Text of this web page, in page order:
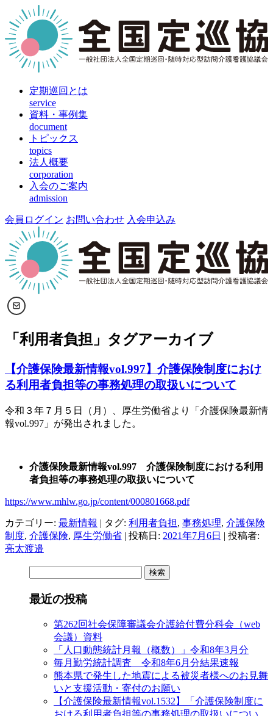
定期巡回とは
service
資料・事例集
document
トピックス
topics
法人概要
corporation
入会のご案内
admission
会員ログイン お問い合わせ 入会申込み
「利用者負担 」タグアーカイブ
【介護保険最新情報vol.997】介護保険制度におけ
る利用者負担等の事務処理の取扱いについて
令和３年７月５日（月）、厚生労働省より「介護保険最新情
報vol.997 」が発出されました。
介護保険最新情報vol.997 介護保険制度における利用
者負担等の事務処理の取扱いについて
https://www.mhlw.go.jp/content/000801668.pdf
カテゴリー: 最新情報 | タグ: 利用者負担, 事務処理, 介護保険
制度, 介護保険, 厚生労働省 | 投稿日: 2021年7月6日 | 投稿者:
亮太渡邉
最近の投稿
第262回社会保障審議会介護給付費分科会（web
会議）資料
「人口動態統計月報（概数）」令和8年3月分
毎月勤労統計調査 令和8年6月分結果速報
熊本県で発生した地震による被災者様へのお見舞
いと支援活動・寄付のお願い
【介護保険最新情報vol.1532】「介護保険制度に